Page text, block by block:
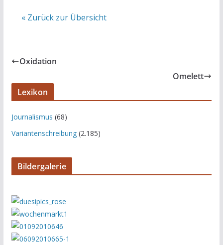
« Zurück zur Übersicht
Oxidation
Omelett
Lexikon
Journalismus (68)
Variantenschreibung(2.185)
Bildergalerie